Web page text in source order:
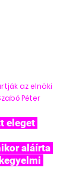
az elnöki
Péter
aláírta